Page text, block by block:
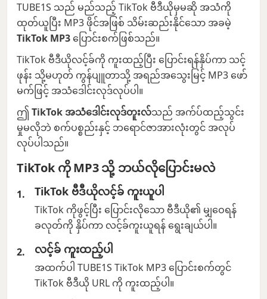
TUBE1S သည် မည်သည့် TikTok ဗီဒီယိုမှမဆို အသံကို
ထုတ်ယူပြီး MP3 ဖိုင်အဖြစ် သိမ်းဆည်းနိုင်သော အခမဲ့
TikTok MP3ပြောင်းစက်ဖြစ်သည်။
TikTok ဗီဒီယိုလင့်ခ်ကို ကူးထည့်ပြီး ပြောင်းရန်နှိပ်ကာ သင့်
ဖုန်း သို့မဟုတ် ကွန်ပျူတာသို့ အရည်အသွေးမြင့် MP3 ဖော်
မက်ဖြင့် အသံဒေါင်းလုဒ်လုပ်ပါ။
ဤ TikTok အသံဒေါင်းလုဒ်တူးလ်သည် အက်ပ်ထည့်သွင်း
မှုမလိုဘဲ စက်ပစ္စည်းနှင့် ဘရောင်ဇာအားလုံးတွင် အလုပ်
လုပ်ပါသည်။
TikTok ကို MP3 သို့ ဘယ်လိုပြောင်းမလဲ
TikTok ဗီဒီယိုလင့်ခ် ကူးယူပါ
TikTok ကိုဖွင့်ပြီး ပြောင်းလိုသော ဗီဒီယို၏ မျှဝေရန်
ခလုတ်ကို နှိပ်ကာ လင့်ခ်ကူးယူရန် ရွေးချယ်ပါ။
လင့်ခ် ကူးထည့်ပါ
အထက်ပါ TUBE1S TikTok MP3 ပြောင်းစက်တွင်
TikTok ဗီဒီယို URL ကို ကူးထည့်ပါ။